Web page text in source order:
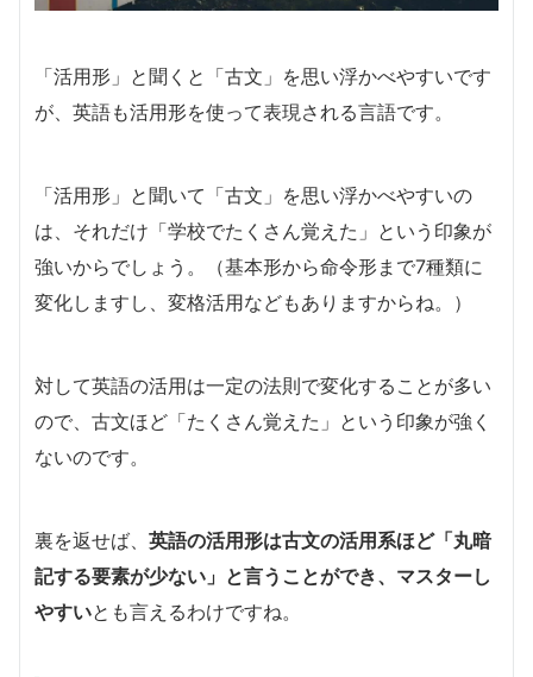
「活用形」と聞くと「古文」を思い浮かべやすいです
が、英語も活用形を使って表現される言語です。
「活用形」と聞いて「古文」を思い浮かべやすいの
は、それだけ「学校でたくさん覚えた」という印象が
強いからでしょう。（基本形から命令形まで7種類に
変化しますし、変格活用などもありますからね。）
対して英語の活用は一定の法則で変化することが多い
ので、古文ほど「たくさん覚えた」という印象が強く
ないのです。
裏を返せば、 英語の活用形は古文の活用系ほど「丸暗
記する要素が少ない」と言うことができ、マスターし
やすいとも言えるわけですね。